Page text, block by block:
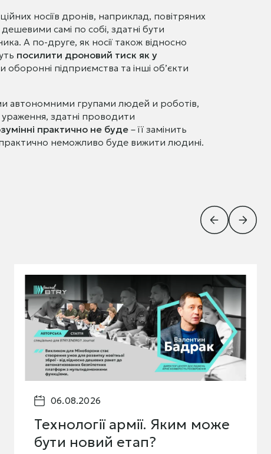
носіїв дронів, наприклад, повітряних
самі по собі, здатні бути
А по-друге, як носії також відносно
посилити дроновий тиск як у
оборонні підприємства та інші об’єкти
автономними групами людей и роботів,
здатні проводити
практично не буде – її замінить
практично неможливо буде вижити людині.
06.08.2026
Головне на ранок 6
2026 року. Високоточність